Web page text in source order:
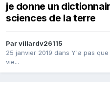
je donne un
sciences de la terre
Parvillardv26115
25 janvier 2019 dans Y'a pas
vie...